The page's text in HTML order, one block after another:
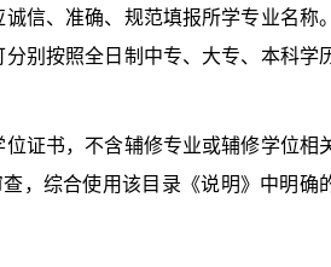
、准确、规范填报所学专业名称。
别按照全日制中专、大专、本科学
证书，不含辅修专业或辅修学位相
，综合使用该目录《说明》中明确